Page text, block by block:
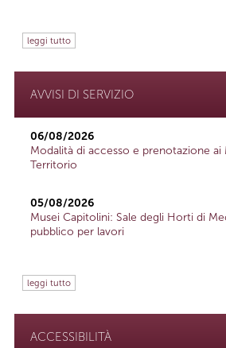
leggi tutto
AVVISI DI SERVIZIO
06/08/2026
Modalità di accesso e prenotazione
Territorio
05/08/2026
Musei Capitolini: Sale degli Horti di
pubblico per lavori
leggi tutto
ACCESSIBILITÀ